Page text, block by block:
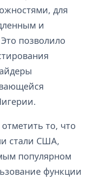
для
и
позволило
то, что
стали США,
популярном
функции